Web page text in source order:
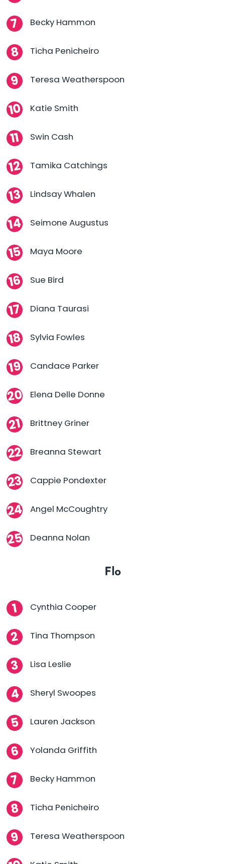
Becky Hammon
Ticha Penicheiro
Teresa Weatherspoon
Katie Smith
Swin Cash
Tamika Catchings
Lindsay Whalen
Seimone Augustus
Maya Moore
Sue Bird
Diana Taurasi
Sylvia Fowles
Candace Parker
Elena Delle Donne
Brittney Griner
Breanna Stewart
Cappie Pondexter
Angel McCoughtry
Deanna Nolan
Flo
Cynthia Cooper
Tina Thompson
Lisa Leslie
Sheryl Swoopes
Lauren Jackson
Yolanda Griffith
Becky Hammon
Ticha Penicheiro
Teresa Weatherspoon